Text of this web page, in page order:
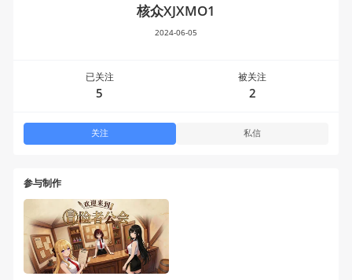
参与制作
核众XJXMO1
2024-06-05
已关注
5
被关注
2
关注 私信